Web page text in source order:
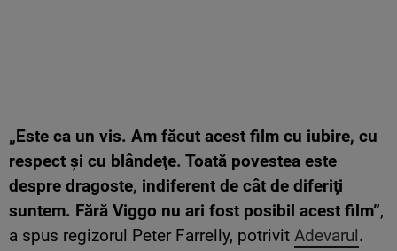
„Este ca un vis. Am făcut acest film cu iubire, cu
respect şi cu blândeţe. Toată povestea este
despre dragoste, indiferent de cât de diferiţi
suntem. Fără Viggo nu ari fost posibil acest film”,
a spus regizorul Peter Farrelly, potrivit Adevarul.